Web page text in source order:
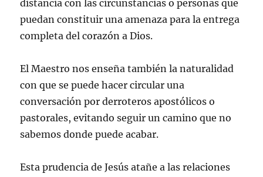
distancia con las circunstancias o personas que
puedan constituir una amenaza para la entrega
completa del corazón a Dios.
El Maestro nos enseña también la naturalidad
con que se puede hacer circular una
conversación por derroteros apostólicos o
pastorales, evitando seguir un camino que no
sabemos donde puede acabar.
Esta prudencia de Jesús atañe a las relaciones